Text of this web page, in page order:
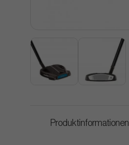
Produktinformationen